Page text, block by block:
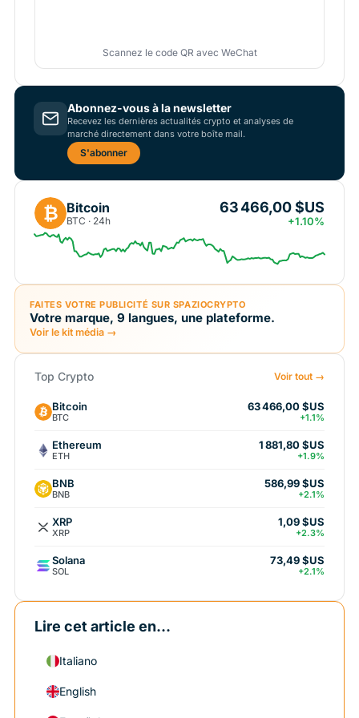
Scannez le code QR avec WeChat
Abonnez-vous à la newsletter
Recevez les dernières actualités crypto et analyses de
marché directement dans votre boîte mail.
S'abonner
₿ Bitcoin
BTC · 24h
63 466,00 $US
+1.10%
FAITES VOTRE PUBLICITÉ SUR SPAZIOCRYPTO
Votre marque, 9 langues, une plateforme.
Voir le kit média →
Top Crypto Voir tout →
Bitcoin
BTC
63 466,00 $US
+1.1%
Ethereum
ETH
1 881,80 $US
+1.9%
BNB
BNB
586,99 $US
+2.1%
XRP
XRP
1,09 $US
+2.3%
Solana
SOL
73,49 $US
+2.1%
Lire cet article en...
Italiano
English